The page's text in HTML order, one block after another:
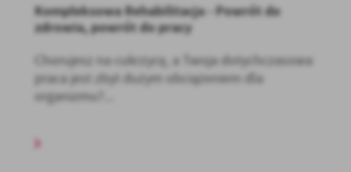
Kompleksowa Rehabilitacja - Powrót do
zdrowia, powrót do pracy
Chorujesz na cukrzycę, a Twoja dotychczasowa
praca jest zbyt dużym obciążeniem dla
organizmu?...